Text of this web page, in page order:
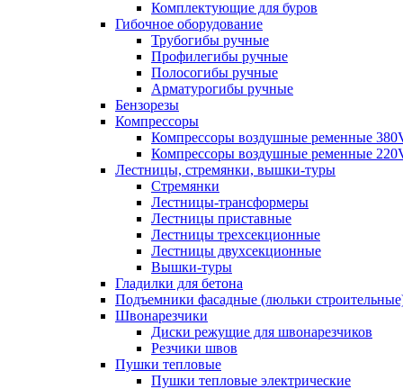
Комплектующие для буров
Гибочное оборудование
Трубогибы ручные
Профилегибы ручные
Полосогибы ручные
Арматурогибы ручные
Бензорезы
Компрессоры
Компрессоры воздушные ременные
Компрессоры воздушные ременные
Лестницы, стремянки, вышки-туры
Стремянки
Лестницы-трансформеры
Лестницы приставные
Лестницы трехсекционные
Лестницы двухсекционные
Вышки-туры
Гладилки для бетона
Подъемники фасадные (люльки
Швонарезчики
Диски режущие для швонарезчиков
Резчики швов
Пушки тепловые
Пушки тепловые электрические